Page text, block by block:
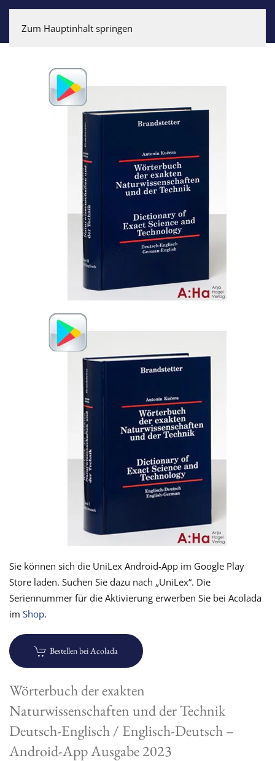
Zum Hauptinhalt springen
Sie können sich die UniLex Android-App im Google Play
Store laden. Suchen Sie dazu nach „UniLex“. Die
Seriennummer für die Aktivierung erwerben Sie bei Acolada
im Shop.
Bestellen bei Acolada
Wörterbuch der exakten
Naturwissenschaften und der Technik
Deutsch-Englisch / Englisch-Deutsch –
Android-App Ausgabe 2023